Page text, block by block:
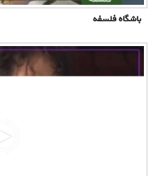
باشگاه فلسفه